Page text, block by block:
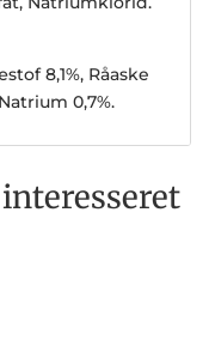
8,1%, Råaske
0,7%.